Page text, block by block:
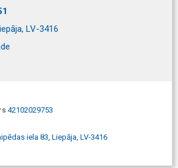
LV-3416
42102029753
iela 83, Liepāja, LV-3416